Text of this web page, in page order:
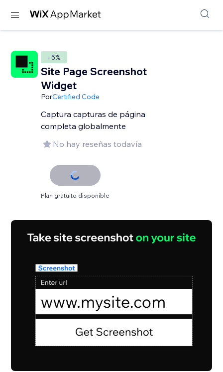
- 5%
Site Page Screenshot
Widget
PorCertified Code
Captura capturas de página
completa globalmente
No hay reseñas todavía
Plan gratuito disponible